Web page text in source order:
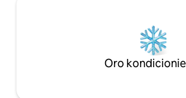
Oro